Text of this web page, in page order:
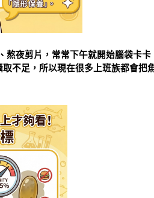
熬夜剪片，常常下午就開始腦袋卡
不足，所以現在很多上班族都會把